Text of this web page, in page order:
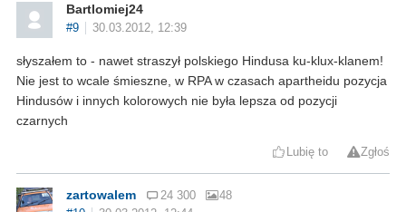
Bartlomiej24
#9 30.03.2012, 12:39
słyszałem to - nawet straszył polskiego Hindusa ku-klux-klanem!
Nie jest to wcale śmieszne, w RPA w czasach apartheidu pozycja
Hindusów i innych kolorowych nie była lepsza od pozycji
czarnych
Lubię to Zgłoś
zartowalem 24 300
48